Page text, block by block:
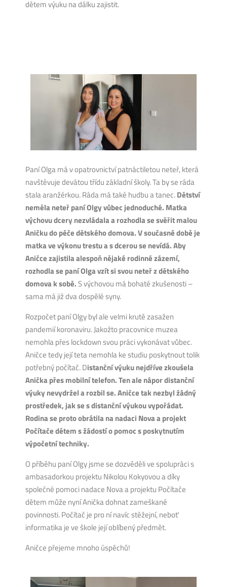
dětem výuku na dálku zajistit.
Paní Olga má v opatrovnictví patnáctiletou neteř, která
navštěvuje devátou třídu základní školy. Ta by se ráda
stala aranžérkou. Ráda má také hudbu a tanec.Dětství
neměla neteř paní Olgy vůbec jednoduché. Matka
výchovu dcery nezvládala a rozhodla se svěřit malou
Aničku do péče dětského domova. V současné době je
matka ve výkonu trestu a s dcerou se nevídá. Aby
Aničce zajistila alespoň nějaké rodinné zázemí,
rozhodla se paní Olga vzít si svou neteř z dětského
domova k sobě.S výchovou má bohaté zkušenosti –
sama má již dva dospělé syny.
Rozpočet paní Olgy byl ale velmi krutě zasažen
pandemií koronaviru. Jakožto pracovnice muzea
nemohla přes lockdown svou práci vykonávat vůbec.
Aničce tedy její teta nemohla ke studiu poskytnout tolik
potřebný počítač. Distanční výuku nejdříve zkoušela
Anička přes mobilní telefon. Ten ale nápor distanční
výuky nevydržel a rozbil se. Aničce tak nezbyl žádný
prostředek, jak se s distanční výukou vypořádat.
Rodina se proto obrátila na nadaci Nova a projekt
Počítače dětem s žádostí o pomoc s poskytnutím
výpočetní techniky.
O příběhu paní Olgy jsme se dozvěděli ve spolupráci s
ambasadorkou projektu Nikolou Kokyovou a díky
společné pomoci nadace Nova a projektu Počítače
dětem může nyní Anička dohnat zameškané
povinnosti. Počítač je pro ní navíc stěžejní, neboť
informatika je ve škole její oblíbený předmět.
Aničce přejeme mnoho úspěchů!